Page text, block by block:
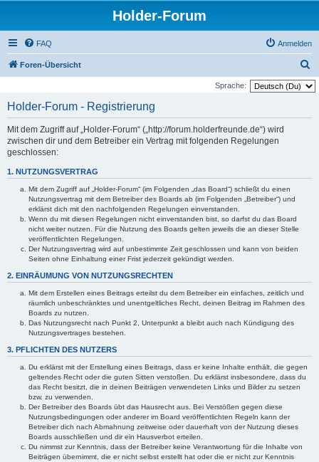
Holder-Forum
FAQ Anmelden
Foren-Übersicht
u
Sprache:
Holder-Forum - Registrierung
Mit dem Zugriff auf „Holder-Forum“ („http://forum.holderfreunde.de“) wird
zwischen dir und dem Betreiber ein Vertrag mit folgenden Regelungen
geschlossen:
1. NUTZUNGSVERTRAG
Mit dem Zugriff auf „Holder-Forum“ (im Folgenden „das Board“) schließt du einen
Nutzungsvertrag mit dem Betreiber des Boards ab (im Folgenden „Betreiber“) und
erklärst dich mit den nachfolgenden Regelungen einverstanden.
Wenn du mit diesen Regelungen nicht einverstanden bist, so darfst du das Board
nicht weiter nutzen. Für die Nutzung des Boards gelten jeweils die an dieser Stelle
veröffentlichten Regelungen.
Der Nutzungsvertrag wird auf unbestimmte Zeit geschlossen und kann von beiden
Seiten ohne Einhaltung einer Frist jederzeit gekündigt werden.
2. EINRÄUMUNG VON NUTZUNGSRECHTEN
Mit dem Erstellen eines Beitrags erteilst du dem Betreiber ein einfaches, zeitlich und
räumlich unbeschränktes und unentgeltliches Recht, deinen Beitrag im Rahmen des
Boards zu nutzen.
Das Nutzungsrecht nach Punkt 2, Unterpunkt a bleibt auch nach Kündigung des
Nutzungsvertrages bestehen.
3. PFLICHTEN DES NUTZERS
Du erklärst mit der Erstellung eines Beitrags, dass er keine Inhalte enthält, die gegen
geltendes Recht oder die guten Sitten verstoßen. Du erklärst insbesondere, dass du
das Recht besitzt, die in deinen Beiträgen verwendeten Links und Bilder zu setzen
bzw. zu verwenden.
Der Betreiber des Boards übt das Hausrecht aus. Bei Verstößen gegen diese
Nutzungsbedingungen oder anderer im Board veröffentlichten Regeln kann der
Betreiber dich nach Abmahnung zeitweise oder dauerhaft von der Nutzung dieses
Boards ausschließen und dir ein Hausverbot erteilen.
Du nimmst zur Kenntnis, dass der Betreiber keine Verantwortung für die Inhalte von
Beiträgen übernimmt, die er nicht selbst erstellt hat oder die er nicht zur Kenntnis